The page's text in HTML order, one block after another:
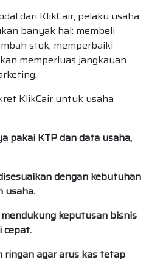
dari KlikCair, pelaku usaha
banyak hal: membeli
stok, memperbaiki
memperluas jangkauan
KlikCair untuk usaha
pakai KTP dan data usaha,
dengan kebutuhan
usaha.
mendukung keputusan bisnis
cepat.
ringan agar arus kas tetap